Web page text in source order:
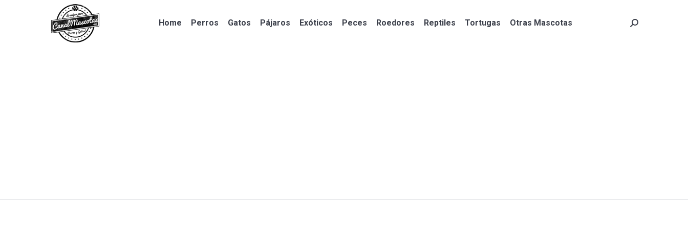
Home Perros Gatos Pájaros Exóticos Peces Roedores Reptiles Tortugas Otras Mascotas Search:
Home Perros Gatos Pájaros Exóticos Peces Roedores Reptiles Tortugas Otras Mascotas Search: